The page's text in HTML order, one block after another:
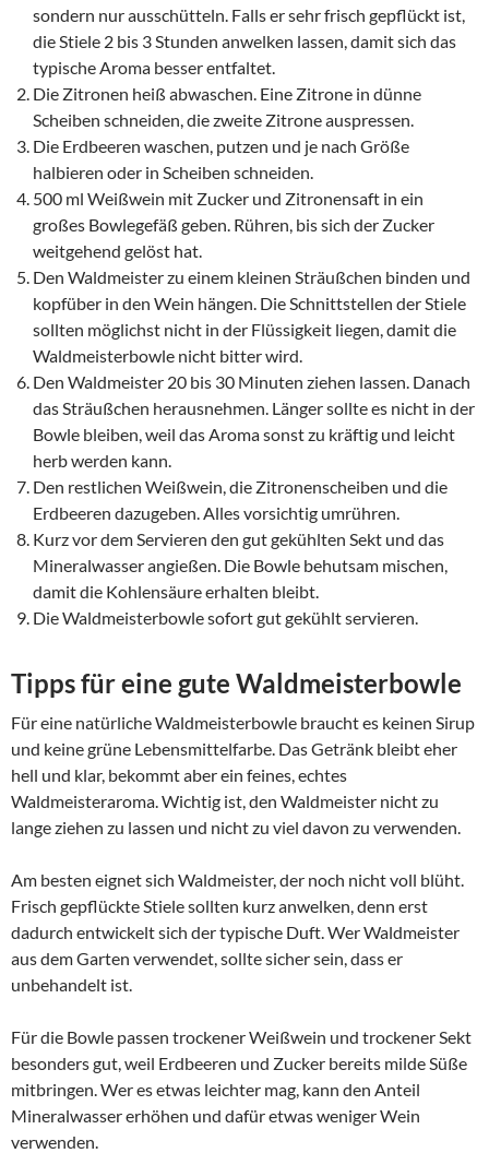
sondern nur ausschütteln. Falls er sehr frisch gepflückt ist,
die Stiele 2 bis 3 Stunden anwelken lassen, damit sich das
typische Aroma besser entfaltet.
Die Zitronen heiß abwaschen. Eine Zitrone in dünne
Scheiben schneiden, die zweite Zitrone auspressen.
Die Erdbeeren waschen, putzen und je nach Größe
halbieren oder in Scheiben schneiden.
500 ml Weißwein mit Zucker und Zitronensaft in ein
großes Bowlegefäß geben. Rühren, bis sich der Zucker
weitgehend gelöst hat.
Den Waldmeister zu einem kleinen Sträußchen binden und
kopfüber in den Wein hängen. Die Schnittstellen der Stiele
sollten möglichst nicht in der Flüssigkeit liegen, damit die
Waldmeisterbowle nicht bitter wird.
Den Waldmeister 20 bis 30 Minuten ziehen lassen. Danach
das Sträußchen herausnehmen. Länger sollte es nicht in der
Bowle bleiben, weil das Aroma sonst zu kräftig und leicht
herb werden kann.
Den restlichen Weißwein, die Zitronenscheiben und die
Erdbeeren dazugeben. Alles vorsichtig umrühren.
Kurz vor dem Servieren den gut gekühlten Sekt und das
Mineralwasser angießen. Die Bowle behutsam mischen,
damit die Kohlensäure erhalten bleibt.
Die Waldmeisterbowle sofort gut gekühlt servieren.
Tipps für eine gute Waldmeisterbowle
Für eine natürliche Waldmeisterbowle braucht es keinen Sirup
und keine grüne Lebensmittelfarbe. Das Getränk bleibt eher
hell und klar, bekommt aber ein feines, echtes
Waldmeisteraroma. Wichtig ist, den Waldmeister nicht zu
lange ziehen zu lassen und nicht zu viel davon zu verwenden.
Am besten eignet sich Waldmeister, der noch nicht voll blüht.
Frisch gepflückte Stiele sollten kurz anwelken, denn erst
dadurch entwickelt sich der typische Duft. Wer Waldmeister
aus dem Garten verwendet, sollte sicher sein, dass er
unbehandelt ist.
Für die Bowle passen trockener Weißwein und trockener Sekt
besonders gut, weil Erdbeeren und Zucker bereits milde Süße
mitbringen. Wer es etwas leichter mag, kann den Anteil
Mineralwasser erhöhen und dafür etwas weniger Wein
verwenden.